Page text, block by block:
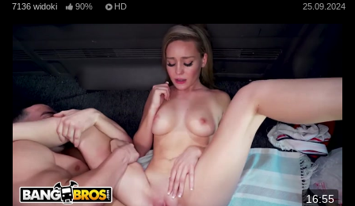
7136 widoki 90% HD 25.09.2024
16:55